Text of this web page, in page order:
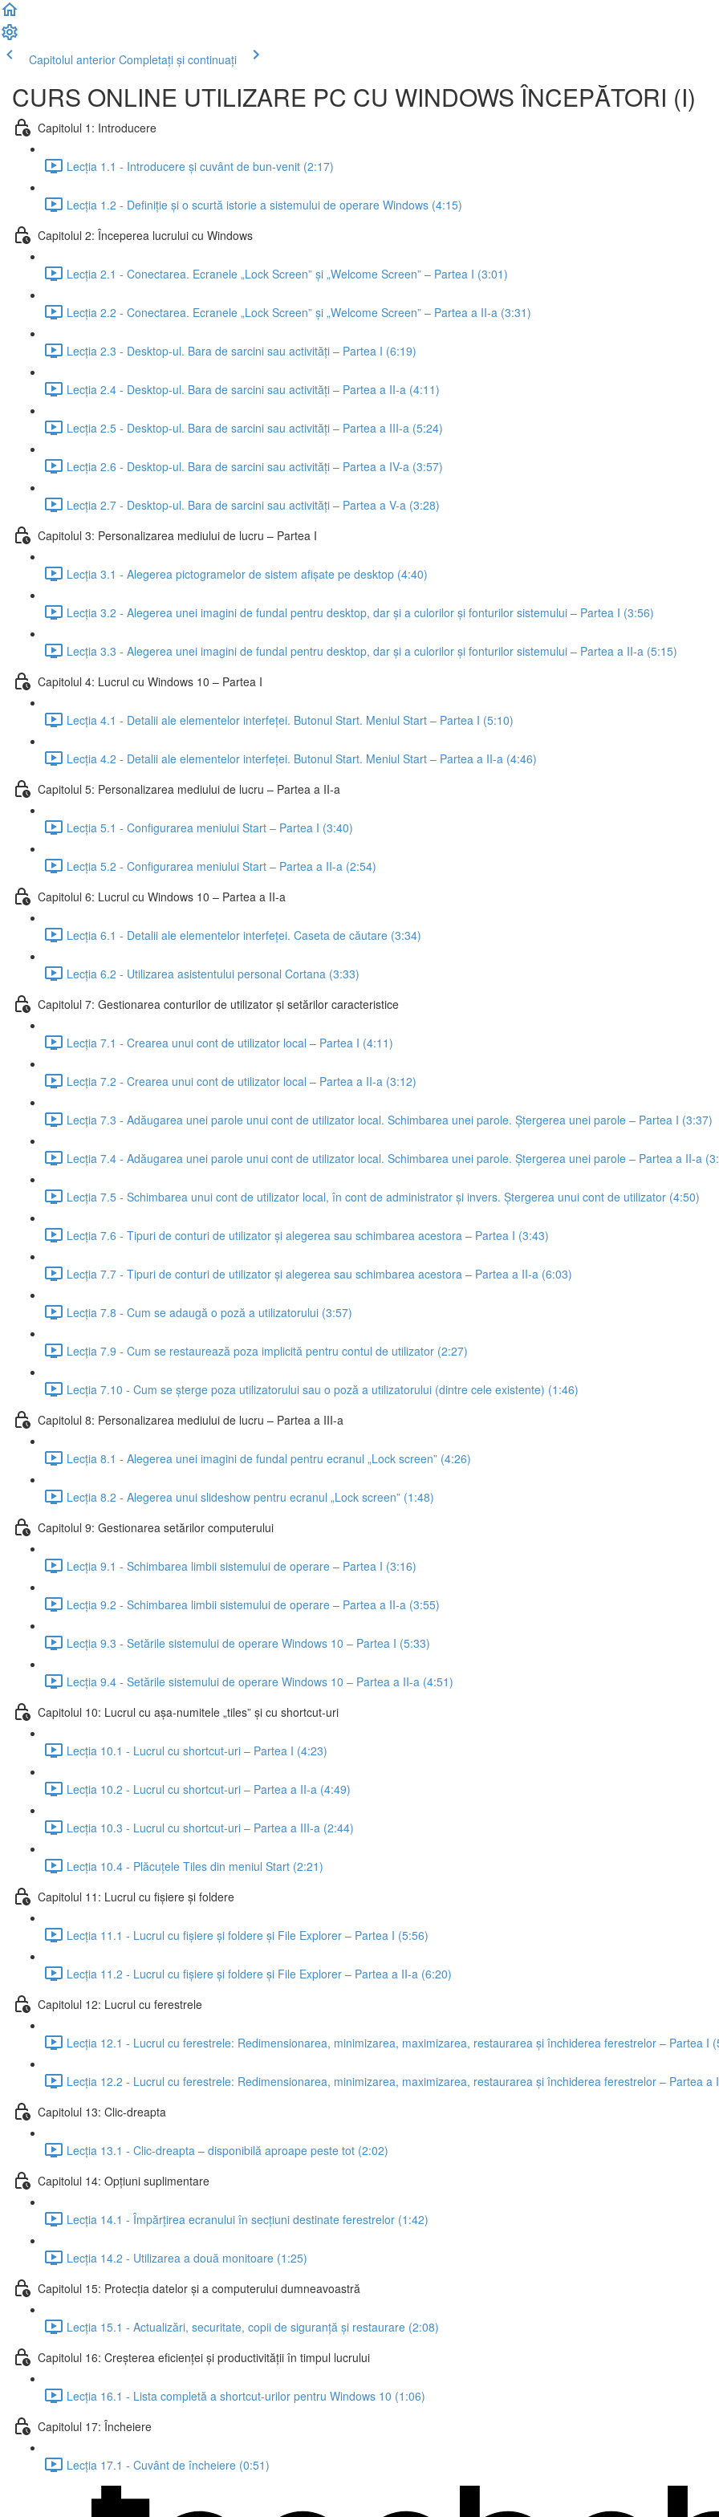
Capitolul anterior Completați și continuați
CURS ONLINE UTILIZARE PC CU WINDOWS ÎNCEPĂTORI (I)
Capitolul 1: Introducere
Lecția 1.1 - Introducere și cuvânt de bun-venit (2:17)
Lecția 1.2 - Definiție și o scurtă istorie a sistemului de operare Windows (4:15)
Capitolul 2: Începerea lucrului cu Windows
Lecția 2.1 - Conectarea. Ecranele „Lock Screen” și „Welcome Screen” – Partea I (3:01)
Lecția 2.2 - Conectarea. Ecranele „Lock Screen” și „Welcome Screen” – Partea a II-a (3:31)
Lecția 2.3 - Desktop-ul. Bara de sarcini sau activități – Partea I (6:19)
Lecția 2.4 - Desktop-ul. Bara de sarcini sau activități – Partea a II-a (4:11)
Lecția 2.5 - Desktop-ul. Bara de sarcini sau activități – Partea a III-a (5:24)
Lecția 2.6 - Desktop-ul. Bara de sarcini sau activități – Partea a IV-a (3:57)
Lecția 2.7 - Desktop-ul. Bara de sarcini sau activități – Partea a V-a (3:28)
Capitolul 3: Personalizarea mediului de lucru – Partea I
Lecția 3.1 - Alegerea pictogramelor de sistem afișate pe desktop (4:40)
Lecția 3.2 - Alegerea unei imagini de fundal pentru desktop, dar și a culorilor și fonturilor sistemului – Partea I (3:56)
Lecția 3.3 - Alegerea unei imagini de fundal pentru desktop, dar și a culorilor și fonturilor sistemului – Partea a II-a (5:15)
Capitolul 4: Lucrul cu Windows 10 – Partea I
Lecția 4.1 - Detalii ale elementelor interfeței. Butonul Start. Meniul Start – Partea I (5:10)
Lecția 4.2 - Detalii ale elementelor interfeței. Butonul Start. Meniul Start – Partea a II-a (4:46)
Capitolul 5: Personalizarea mediului de lucru – Partea a II-a
Lecția 5.1 - Configurarea meniului Start – Partea I (3:40)
Lecția 5.2 - Configurarea meniului Start – Partea a II-a (2:54)
Capitolul 6: Lucrul cu Windows 10 – Partea a II-a
Lecția 6.1 - Detalii ale elementelor interfeței. Caseta de căutare (3:34)
Lecția 6.2 - Utilizarea asistentului personal Cortana (3:33)
Capitolul 7: Gestionarea conturilor de utilizator și setărilor caracteristice
Lecția 7.1 - Crearea unui cont de utilizator local – Partea I (4:11)
Lecția 7.2 - Crearea unui cont de utilizator local – Partea a II-a (3:12)
Lecția 7.3 - Adăugarea unei parole unui cont de utilizator local. Schimbarea unei parole. Ștergerea unei parole – Partea I (3:37)
Lecția 7.4 - Adăugarea unei parole unui cont de utilizator local. Schimbarea unei parole. Ștergerea unei parole – Partea a II-a
Lecția 7.5 - Schimbarea unui cont de utilizator local, în cont de administrator și invers. Ștergerea unui cont de utilizator (4:50)
Lecția 7.6 - Tipuri de conturi de utilizator și alegerea sau schimbarea acestora – Partea I (3:43)
Lecția 7.7 - Tipuri de conturi de utilizator și alegerea sau schimbarea acestora – Partea a II-a (6:03)
Lecția 7.8 - Cum se adaugă o poză a utilizatorului (3:57)
Lecția 7.9 - Cum se restaurează poza implicită pentru contul de utilizator (2:27)
Lecția 7.10 - Cum se șterge poza utilizatorului sau o poză a utilizatorului (dintre cele existente) (1:46)
Capitolul 8: Personalizarea mediului de lucru – Partea a III-a
Lecția 8.1 - Alegerea unei imagini de fundal pentru ecranul „Lock screen” (4:26)
Lecția 8.2 - Alegerea unui slideshow pentru ecranul „Lock screen” (1:48)
Capitolul 9: Gestionarea setărilor computerului
Lecția 9.1 - Schimbarea limbii sistemului de operare – Partea I (3:16)
Lecția 9.2 - Schimbarea limbii sistemului de operare – Partea a II-a (3:55)
Lecția 9.3 - Setările sistemului de operare Windows 10 – Partea I (5:33)
Lecția 9.4 - Setările sistemului de operare Windows 10 – Partea a II-a (4:51)
Capitolul 10: Lucrul cu așa-numitele „tiles” și cu shortcut-uri
Lecția 10.1 - Lucrul cu shortcut-uri – Partea I (4:23)
Lecția 10.2 - Lucrul cu shortcut-uri – Partea a II-a (4:49)
Lecția 10.3 - Lucrul cu shortcut-uri – Partea a III-a (2:44)
Lecția 10.4 - Plăcuțele Tiles din meniul Start (2:21)
Capitolul 11: Lucrul cu fișiere și foldere
Lecția 11.1 - Lucrul cu fișiere și foldere și File Explorer – Partea I (5:56)
Lecția 11.2 - Lucrul cu fișiere și foldere și File Explorer – Partea a II-a (6:20)
Capitolul 12: Lucrul cu ferestrele
Lecția 12.1 - Lucrul cu ferestrele: Redimensionarea, minimizarea, maximizarea, restaurarea și închiderea ferestrelor – Partea I
Lecția 12.2 - Lucrul cu ferestrele: Redimensionarea, minimizarea, maximizarea, restaurarea și închiderea ferestrelor – Partea a
Capitolul 13: Clic-dreapta
Lecția 13.1 - Clic-dreapta – disponibilă aproape peste tot (2:02)
Capitolul 14: Opțiuni suplimentare
Lecția 14.1 - Împărțirea ecranului în secțiuni destinate ferestrelor (1:42)
Lecția 14.2 - Utilizarea a două monitoare (1:25)
Capitolul 15: Protecția datelor și a computerului dumneavoastră
Lecția 15.1 - Actualizări, securitate, copii de siguranță și restaurare (2:08)
Capitolul 16: Creșterea eficienței și productivității în timpul lucrului
Lecția 16.1 - Lista completă a shortcut-urilor pentru Windows 10 (1:06)
Capitolul 17: Încheiere
Lecția 17.1 - Cuvânt de încheiere (0:51)